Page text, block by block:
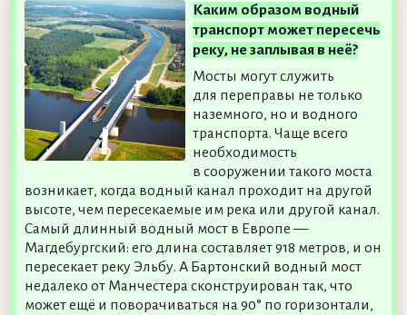
Каким образом водный
транспорт может пересечь
реку, не заплывая в неё?
Мосты могут служить
для переправы не только
наземного, но и водного
транспорта. Чаще всего
необходимость
в сооружении такого моста
возникает, когда водный канал проходит на другой
высоте, чем пересекаемые им река или другой канал.
Самый длинный водный мост в Европе —
Магдебургский: его длина составляет 918 метров, и он
пересекает реку Эльбу. А Бартонский водный мост
недалеко от Манчестера сконструирован так, что
может ещё и поворачиваться на 90° по горизонтали,